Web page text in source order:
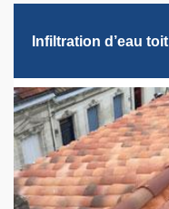
Infiltration d’eau toit